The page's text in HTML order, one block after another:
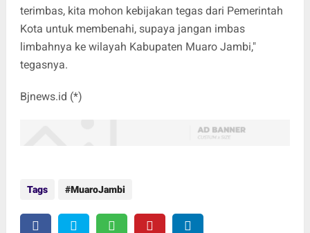
terimbas, kita mohon kebijakan tegas dari Pemerintah
Kota untuk membenahi, supaya jangan imbas
limbahnya ke wilayah Kabupaten Muaro Jambi,"
tegasnya.
Bjnews.id (*)
Tags MuaroJambi